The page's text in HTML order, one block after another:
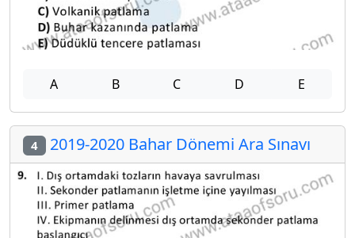
A B C D E
4 2019-2020 Bahar Dönemi Ara Sınavı